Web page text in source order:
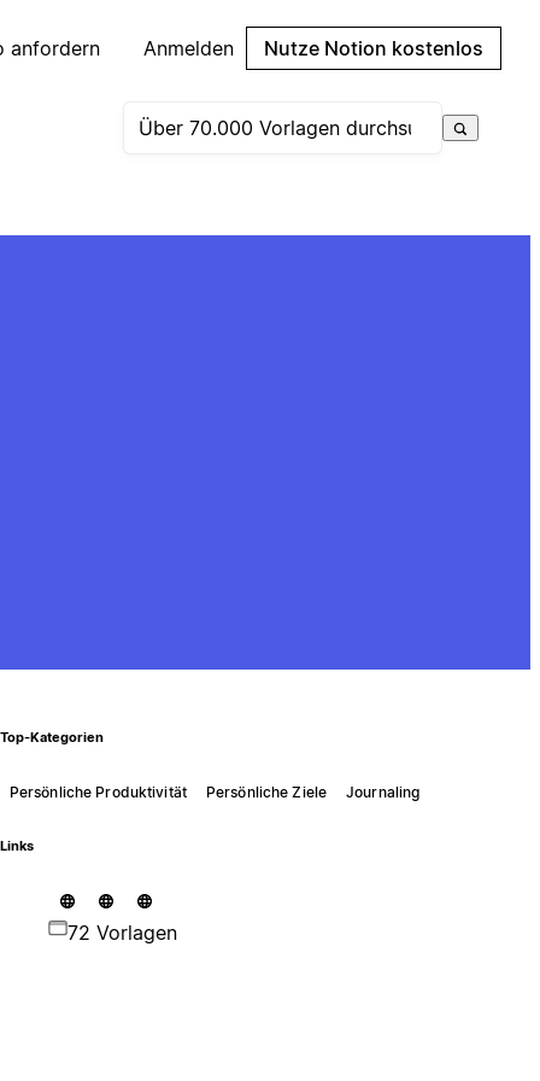
anfordern Anmelden Nutze Notion kostenlos
Top-Kategorien
Persönliche Produktivität Persönliche Ziele Journaling
Links
72 Vorlagen